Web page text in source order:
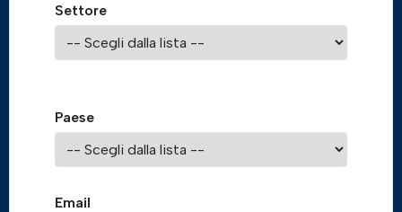
Settore
Paese
Email